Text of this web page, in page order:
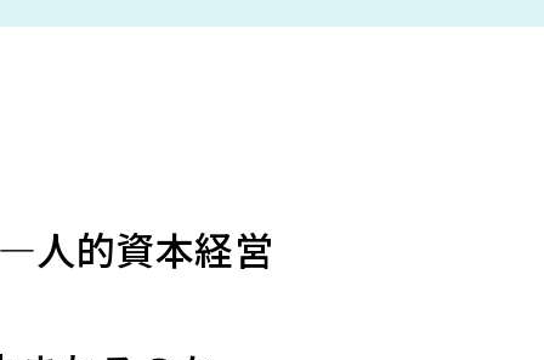
人的資本経営